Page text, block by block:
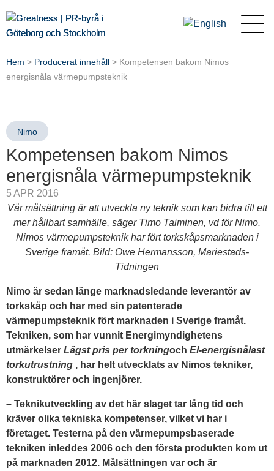
Hem > Producerat innehåll > Kompetensen bakom Nimos
energisnåla värmepumpsteknik
Nimo
Kompetensen bakom Nimos
energisnåla värmepumpsteknik
5 APR 2016
Vår målsättning är att utveckla ny teknik som kan bidra till ett
mer hållbart samhälle, säger Timo Taiminen, vd för Nimo.
Nimos värmepumpsteknik har fört torkskåpsmarknaden i
Sverige framåt. Bild: Owe Hermansson, Mariestads-
Tidningen
Nimo är sedan länge marknadsledande leverantör av
torkskåp och har med sin patenterade
värmepumpsteknik fört marknaden i Sverige framåt.
Tekniken, som har vunnit Energimyndighetens
utmärkelser Lägst pris per torkningoch El-energisnålast
torkutrustning , har helt utvecklats av Nimos tekniker,
konstruktörer och ingenjörer.
– Teknikutveckling av det här slaget tar lång tid och
kräver olika tekniska kompetenser, vilket vi har i
företaget. Testerna på den värmepumpsbaserade
tekniken inleddes 2006 och den första produkten kom ut
på marknaden 2012. Målsättningen var och är